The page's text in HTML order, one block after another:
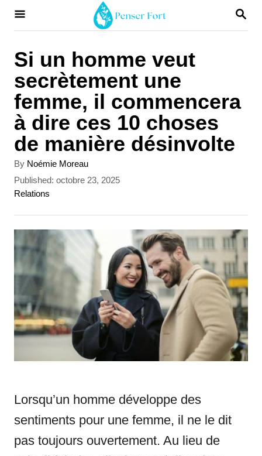
S
Si un homme veut
secrètement une
femme, il commencera
à dire ces 10 choses
de manière désinvolte
By A
u
t
o
r
Noémie Moreau
P
o
d
o
n
Published: octobre 23, 2025
C
g
o
r
e
s
Relations
Lorsqu’un homme développe des
sentiments pour une femme, il ne le dit
pas toujours ouvertement. Au lieu de